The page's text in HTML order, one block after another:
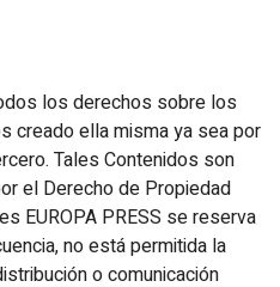
los derechos sobre los
creado ella misma ya sea por
Tales Contenidos son
el Derecho de Propiedad
EUROPA PRESS se reserva
no está permitida la
o comunicación